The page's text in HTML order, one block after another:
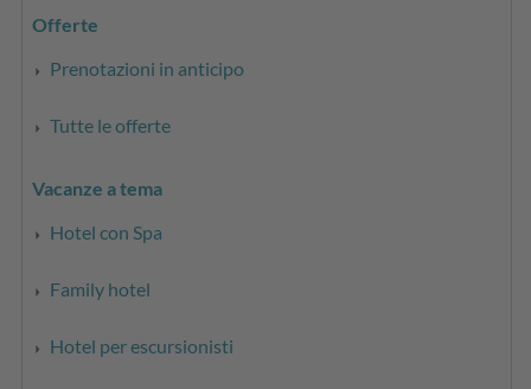
Offerte
Prenotazioni in anticipo
Tutte le offerte
Vacanze a tema
Hotel con Spa
Family hotel
Hotel per escursionisti